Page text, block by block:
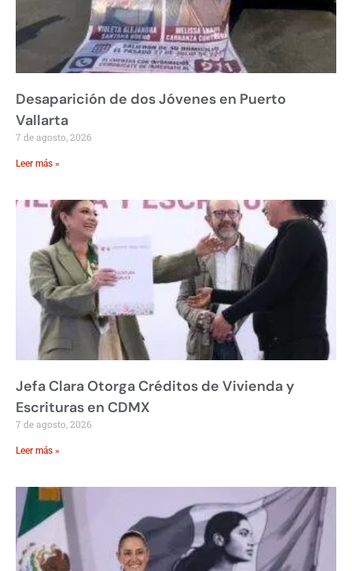
Desaparición de dos Jóvenes en Puerto
Vallarta
7 de agosto, 2026
Leer más »
Jefa Clara Otorga Créditos de Vivienda y
Escrituras en CDMX
7 de agosto, 2026
Leer más »